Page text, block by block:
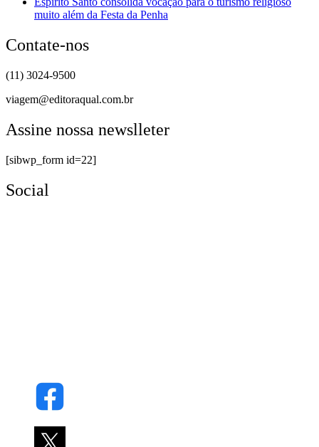
muito além da Festa da Penha
Contate-nos
(11) 3024-9500
viagem@editoraqual.com.br
Assine nossa newslleter
[sibwp_form id=22]
Social